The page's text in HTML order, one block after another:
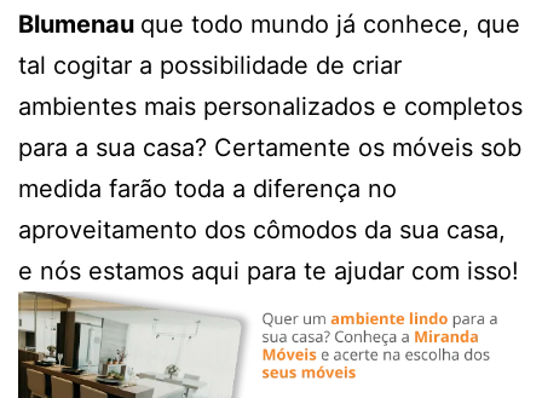
Blumenau que todo mundo já conhece, que
tal cogitar a possibilidade de criar
ambientes mais personalizados e completos
para a sua casa? Certamente os móveis sob
medida farão toda a diferença no
aproveitamento dos cômodos da sua casa,
e nós estamos aqui para te ajudar com isso!